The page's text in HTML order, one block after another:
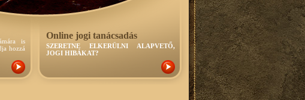
is
hozzá
Online jogi tanácsadás
SZERETNE ELKERÜLNI ALAPVETŐ,
JOGI HIBÁKAT?